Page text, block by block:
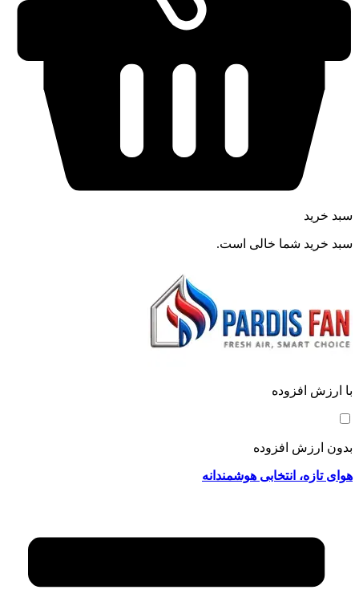
سبد خرید
سبد خرید شما خالی است.
با ارزش افزوده
بدون ارزش افزوده
هوای تازه، انتخابی هوشمندانه